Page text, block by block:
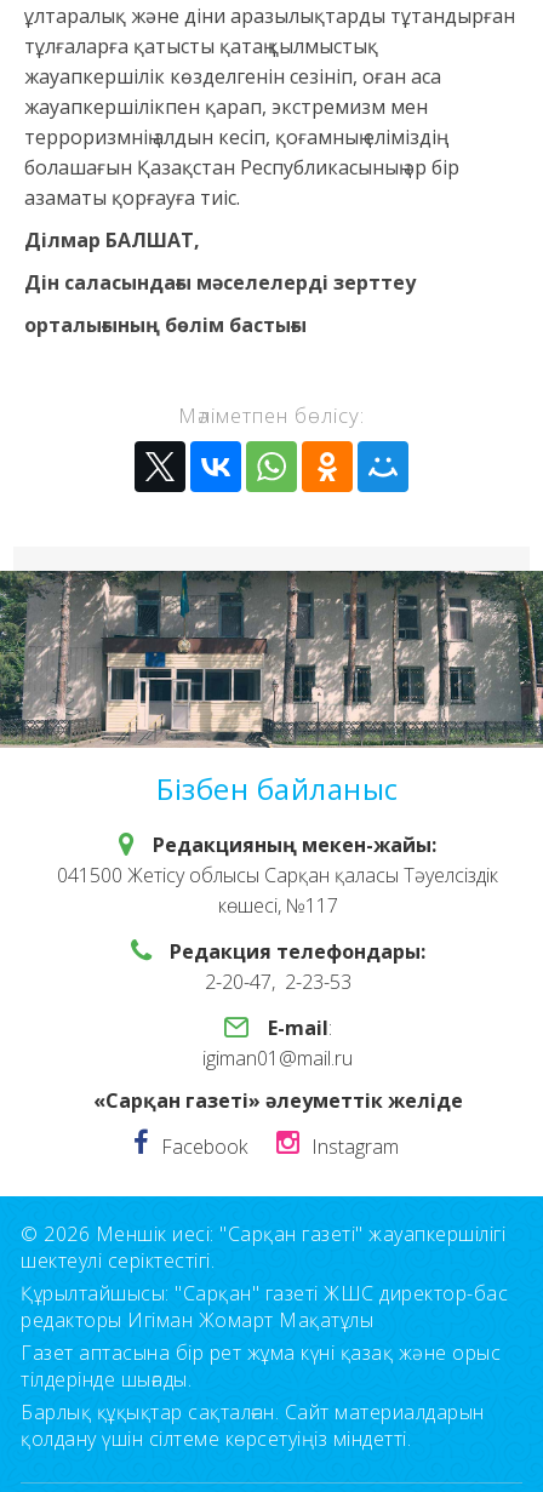
ұлтаралық және діни аразылықтарды тұтандырған
тұлғаларға қатысты қатаң қылмыстық
жауапкершілік көзделгенін сезініп, оған аса
жауапкершілікпен қарап, экстремизм мен
терроризмнің алдын кесіп, қоғамның еліміздің
болашағын Қазақстан Республикасының әр бір
азаматы қорғауға тиіс.
Ділмар БАЛШАТ,
Дін саласындағы мәселелерді зерттеу
орталығының бөлім бастығы
Мәліметпен бөлісу:
Бізбен байланыс
Редакцияның мекен-жайы:
041500 Жетісу облысы Сарқан қаласы Тәуелсіздік
көшесі, №117
Редакция телефондары:
2-20-47, 2-23-53
E-mail:
igiman01@mail.ru
«Сарқан газеті» әлеуметтік желіде
Facebook
Instagram
© 2026 Меншік иесі: "Сарқан газеті" жауапкершілігі
шектеулі серіктестігі.
Құрылтайшысы: "Сарқан" газеті ЖШС директор-бас
редакторы Игіман Жомарт Мақатұлы
Газет аптасына бір рет жұма күні қазақ және орыс
тілдерінде шығады.
Барлық құқықтар сақталған. Сайт материалдарын
қолдану үшін сілтеме көрсетуіңіз міндетті.